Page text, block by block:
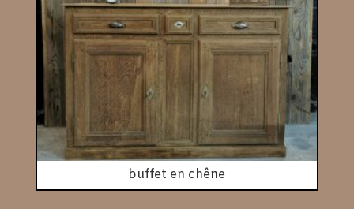
buffet en chêne